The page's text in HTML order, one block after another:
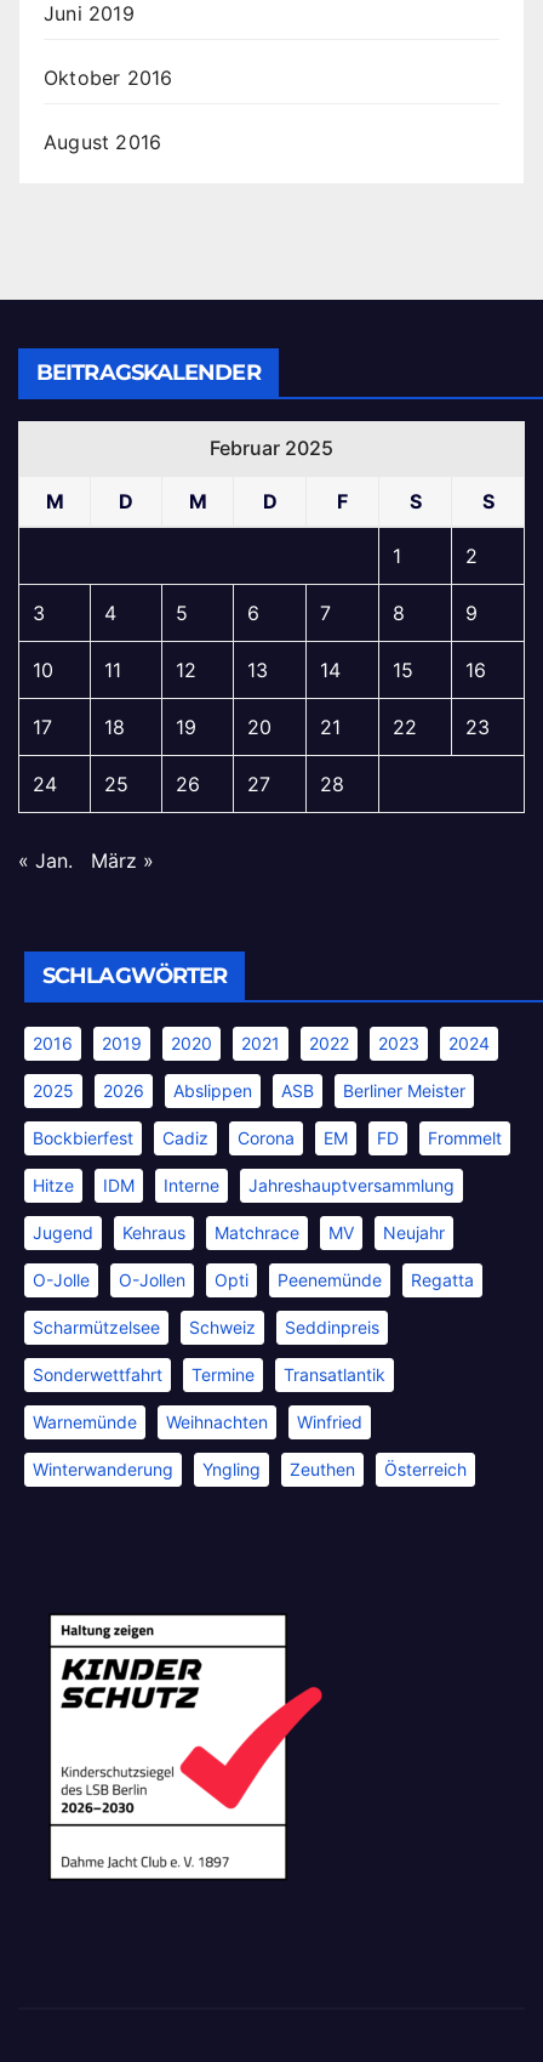
Juni 2019
Oktober 2016
August 2016
BEITRAGSKALENDER
Februar 2025
M D M D F S S
1 2
3 4 5 6 7 8 9
10 11 12 13 14 15 16
17 18 19 20 21 22 23
24 25 26 27 28
« Jan. März »
SCHLAGWÖRTER
2016 2019 2020 2021 2022 2023 2024
2025 2026 Abslippen ASB Berliner Meister
Bockbierfest Cadiz Corona EM FD Frommelt
Hitze IDM Interne Jahreshauptversammlung
Jugend Kehraus Matchrace MV Neujahr
O-Jolle O-Jollen Opti Peenemünde Regatta
Scharmützelsee Schweiz Seddinpreis
Sonderwettfahrt Termine Transatlantik
Warnemünde Weihnachten Winfried
Winterwanderung Yngling Zeuthen Österreich